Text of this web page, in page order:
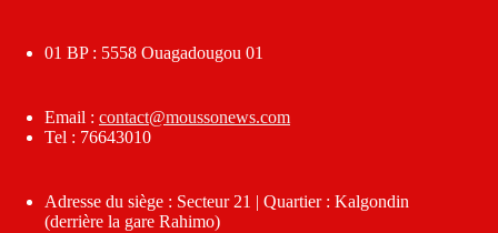
01 BP : 5558 Ouagadougou 01
Email : contact@moussonews.com
Tel : 76643010
Adresse du siège : Secteur 21 | Quartier : Kalgondin
(derrière la gare Rahimo)